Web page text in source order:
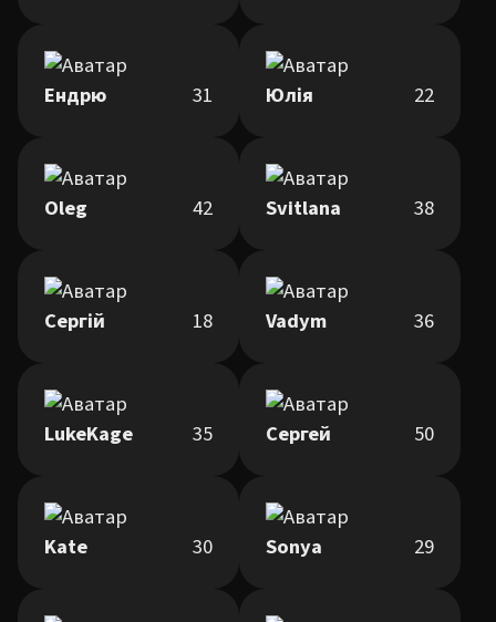
Ендрю 31 Юлія 22
Oleg 42 Svitlana 38
Сергій 18 Vadym 36
LukeKage 35 Сергей 50
Kate 30 Sonya 29